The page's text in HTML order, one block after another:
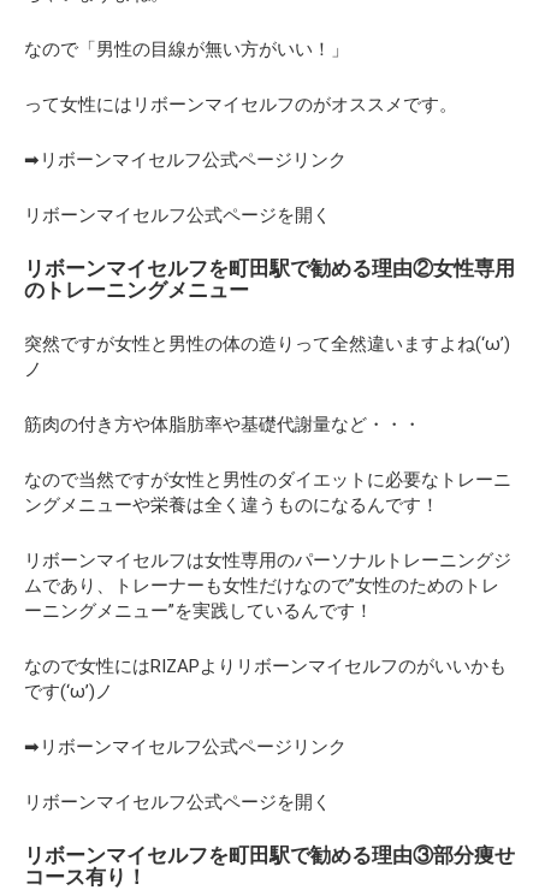
なので「男性の目線が無い方がいい！」
って女性にはリボーンマイセルフのがオススメです。
➡リボーンマイセルフ公式ページリンク
リボーンマイセルフ公式ページを開く
リボーンマイセルフを町田駅で勧める理由②女性専用
のトレーニングメニュー
突然ですが女性と男性の体の造りって全然違いますよね(‘ω’)
ノ
筋肉の付き方や体脂肪率や基礎代謝量など・・・
なので当然ですが女性と男性のダイエットに必要なトレーニ
ングメニューや栄養は全く違うものになるんです！
リボーンマイセルフは女性専用のパーソナルトレーニングジ
ムであり、トレーナーも女性だけなので”女性のためのトレ
ーニングメニュー”を実践しているんです！
なので女性にはRIZAPよりリボーンマイセルフのがいいかも
です(‘ω’)ノ
➡リボーンマイセルフ公式ページリンク
リボーンマイセルフ公式ページを開く
リボーンマイセルフを町田駅で勧める理由③部分痩せ
コース有り！